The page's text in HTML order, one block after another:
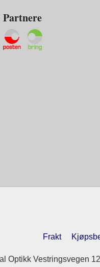
Partnere
Frakt
Optikk Vestringsvegen